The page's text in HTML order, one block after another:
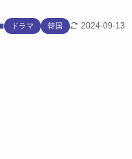
ドラマ 韓国 2024-09-13